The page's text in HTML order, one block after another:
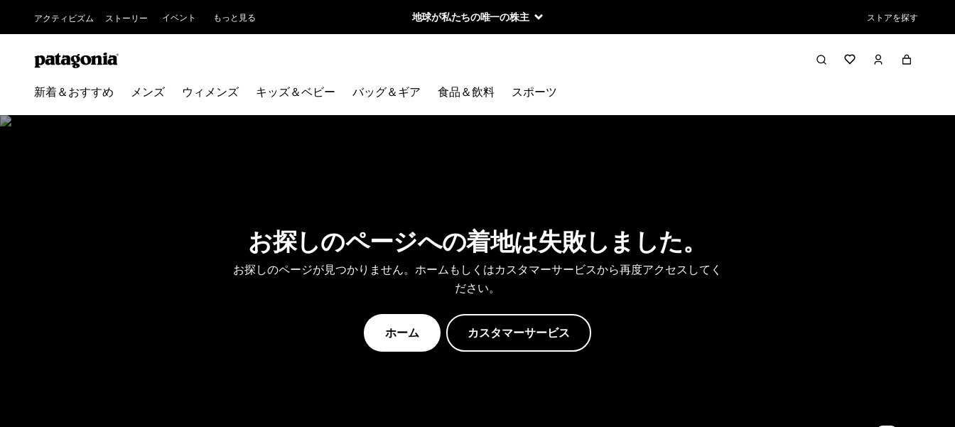
アクティビズム ストーリー イベント もっと見る 地球が私たちの唯一の株主 ストアを探す
新着＆おすすめ メンズ ウィメンズ キッズ＆ベビー バッグ＆ギア 食品＆飲料 スポーツ
お探しのページへの着地は失敗しました。
お探しのページが見つかりません。ホームもしくはカスタマーサービスから再度アクセスしてく
ださい。
ホーム カスタマーサービス